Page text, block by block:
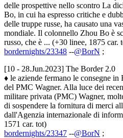
delle prospettive nello scontro La
Bo, in cui ha espresso critiche e
delle truppe russe, ha causato una
mondiale. Il colonnello Zhou Bo è
russo, che è ... (+30 linee, 1875 car.
bordernights/23348 --@BorN ;
[10 - 28.Jun.2023] The Border 2.0
♦ le aziende fermano le consegne in
del PMC Wagner. Alla luce dei
militare privata (PMC) Wagner,
di sospendere la fornitura di merci
dall'Agenzia internazionale di
1571 car. tot)
bordernights/23347 --@BorN ;